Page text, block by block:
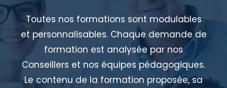
Toutes nos formations sont modulables
et personnalisables. Chaque demande de
formation est analysée par nos
Conseillers et nos équipes pédagogiques.
Le contenu de la formation proposée, sa